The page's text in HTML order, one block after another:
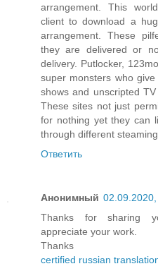
arrangement. This
client to download a
arrangement. These
they are delivered or
delivery. Putlocker,
super monsters who
shows and unscripted
These sites not just
for nothing yet they can
through different
Ответить
Анонимный 02.09.2020,
Thanks for sharing
appreciate your work.
Thanks
certified russian